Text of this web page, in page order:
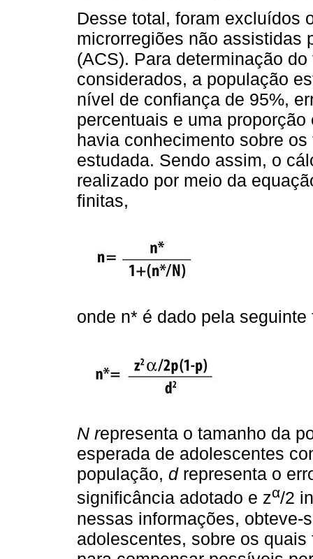
Desse total, foram excluídos
microrregiões não assistidas
(ACS). Para determinação
considerados, a população
nível de confiança de 95%,
percentuais e uma
havia conhecimento sobre
estudada. Sendo assim, o
realizado por meio da
finitas,
onde n* é dado pela seguinte
N representa o tamanho da
esperada de adolescentes
população, drepresenta o
significância adotado e zα/2
nessas informações, obteve-
adolescentes, sobre os